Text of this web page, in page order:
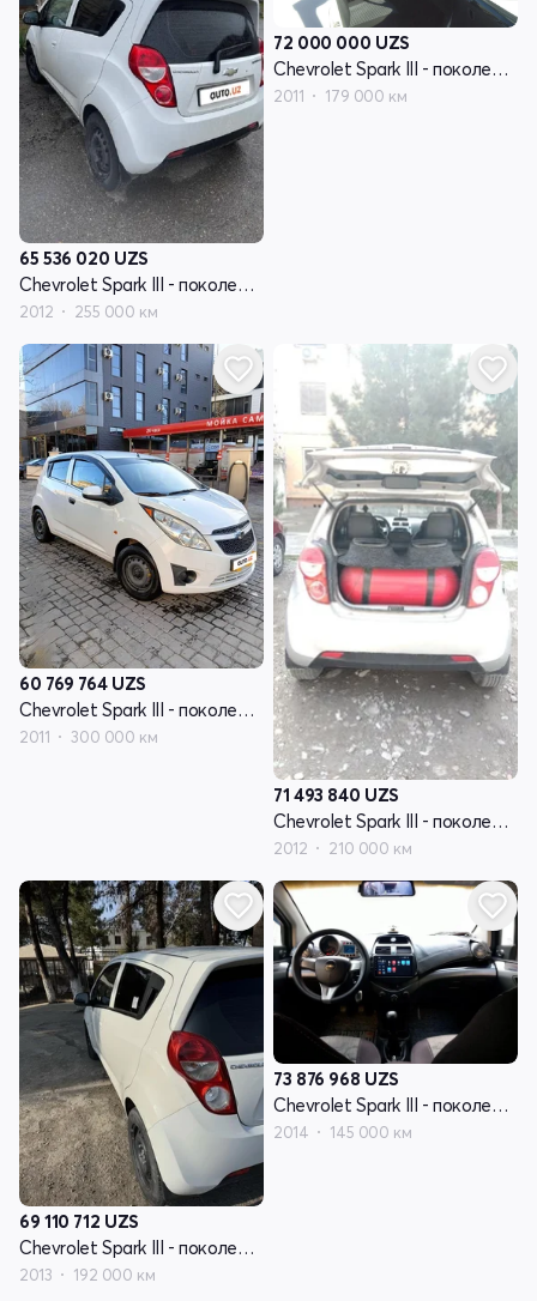
65 536 020 UZS
Chevrolet Spark III - поколение
2012 255 000 км
72 000 000 UZS
Chevrolet Spark III - поколение
2011 179 000 км
60 769 764 UZS
Chevrolet Spark III - поколение
2011 300 000 км
71 493 840 UZS
Chevrolet Spark III - поколение
2012 210 000 км
69 110 712 UZS
Chevrolet Spark III - поколение
2013 192 000 км
73 876 968 UZS
Chevrolet Spark III - поколение
2014 145 000 км